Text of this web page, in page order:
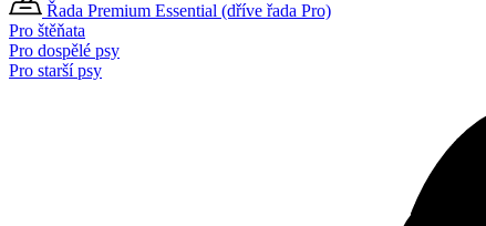
Řada Premium Essential (dříve řada Pro)
Pro štěňata
Pro dospělé psy
Pro starší psy